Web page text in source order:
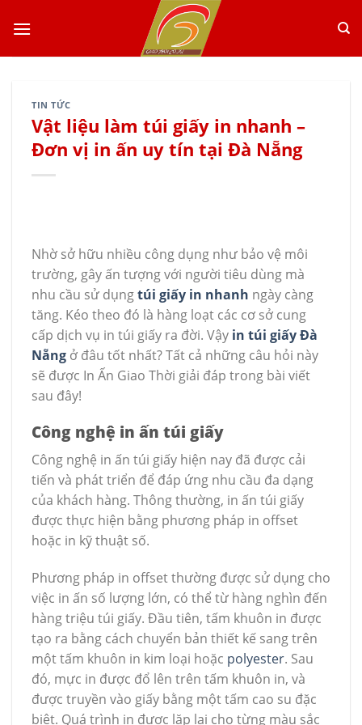
TIN TỨC
Vật liệu làm túi giấy in nhanh –
Đơn vị in ấn uy tín tại Đà Nẵng
Nhờ sở hữu nhiều công dụng như bảo vệ môi
trường, gây ấn tượng với người tiêu dùng mà
nhu cầu sử dụngtúi giấy in nhanh ngày càng
tăng. Kéo theo đó là hàng loạt các cơ sở cung
cấp dịch vụ in túi giấy ra đời. Vậy in túi giấy Đà
Nẵng ở đâu tốt nhất? Tất cả những câu hỏi này
sẽ được In Ấn Giao Thời giải đáp trong bài viết
sau đây!
Công nghệ in ấn túi giấy
Công nghệ in ấn túi giấy hiện nay đã được cải
tiến và phát triển để đáp ứng nhu cầu đa dạng
của khách hàng. Thông thường, in ấn túi giấy
được thực hiện bằng phương pháp in offset
hoặc in kỹ thuật số.
Phương pháp in offset thường được sử dụng cho
việc in ấn số lượng lớn, có thể từ hàng nghìn đến
hàng triệu túi giấy. Đầu tiên, tấm khuôn in được
tạo ra bằng cách chuyển bản thiết kế sang trên
một tấm khuôn in kim loại hoặc polyester. Sau
đó, mực in được đổ lên trên tấm khuôn in, và
được truyền vào giấy bằng một tấm cao su đặc
biệt. Quá trình in được lặp lại cho từng màu sắc